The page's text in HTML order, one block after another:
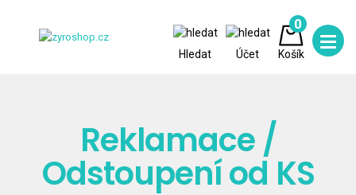
Hledat Účet
0
Košík
Reklamace /
Odstoupení od KS